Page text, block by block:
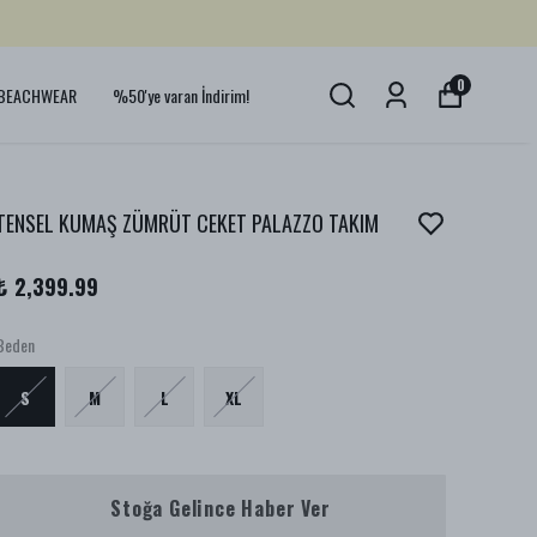
%50'ye varan İndirim! 0
KUMAŞ ZÜMRÜT CEKET PALAZZO TAKIM
2,399.99
S M L XL
Stoğa Gelince Haber Ver